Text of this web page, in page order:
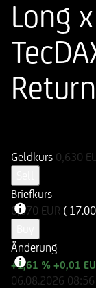
Long
Geldkurs 0,630
Briefkurs
0,670 EUR (
Änderung
+1,61 % +0,01
06.08.2026 08:56